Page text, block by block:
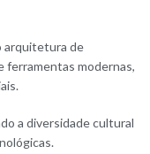
arquitetura de
ferramentas modernas,
a diversidade cultural